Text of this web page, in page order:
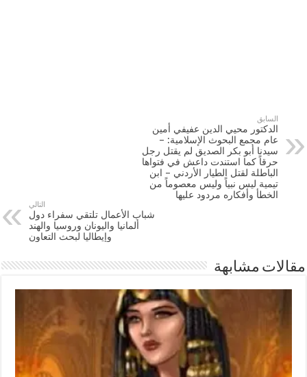
السابق
الدكتور محيي الدين عفيفي أمين
عام مجمع البحوث الإسلامية: –
سيدنا أبو بكر الصديق لم يقتل رجل
حرقاً كما استندت داعش في فتواها
الباطلة لقتل الطيار الأردني – ابن
تيمية ليس نبياً وليس معصوماً من
الخطأ وأفكاره مردود عليها
التالي
شباب الأعمال تلتقي سفراء دول
ألمانيا واليونان وروسيا والهند
وإيطاليا لبحث التعاون
مقالات مشابهة